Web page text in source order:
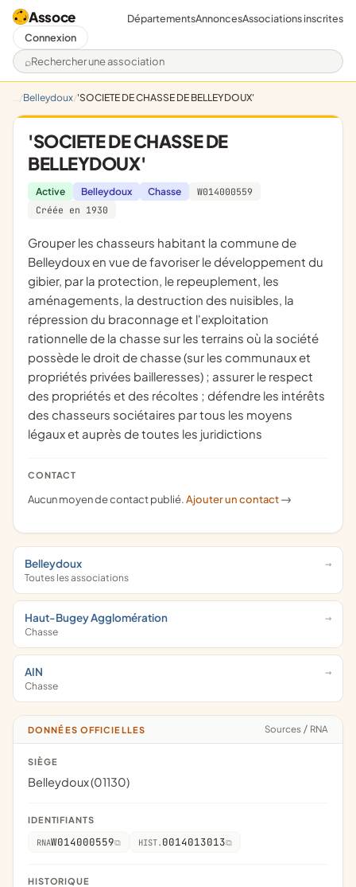
Assoce
Rechercher une association
DépartementsAnnoncesAssociations inscrites
Connexion
Belleydoux 'SOCIETE DE CHASSE DE BELLEYDOUX'
'SOCIETE DE CHASSE DE
BELLEYDOUX'
Active Belleydoux Chasse
W014000559
Créée en 1930
grouper les chasseurs habitant la commune de
Belleydoux en vue de favoriser le développement du
gibier, par la protection, le repeuplement, les
aménagements, la destruction des nuisibles, la
répression du braconnage et l'exploitation
rationnelle de la chasse sur les terrains où la société
possède le droit de chasse (sur les communaux et
propriétés privées bailleresses) ; assurer le respect
des propriétés et des récoltes ; défendre les intérêts
des chasseurs sociétaires par tous les moyens
légaux et auprès de toutes les juridictions
CONTACT
Aucun moyen de contact publié.Ajouter un contact ->
Belleydoux
Toutes les associations
Haut-Bugey Agglomération
Chasse
AIN
Chasse
DONNÉES OFFICIELLES Sources / RNA
SIÈGE
Belleydoux (01130)
IDENTIFIANTS
RNAW014000559 HIST. 0014013013
HISTORIQUE